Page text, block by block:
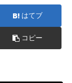
はてブ
コピー